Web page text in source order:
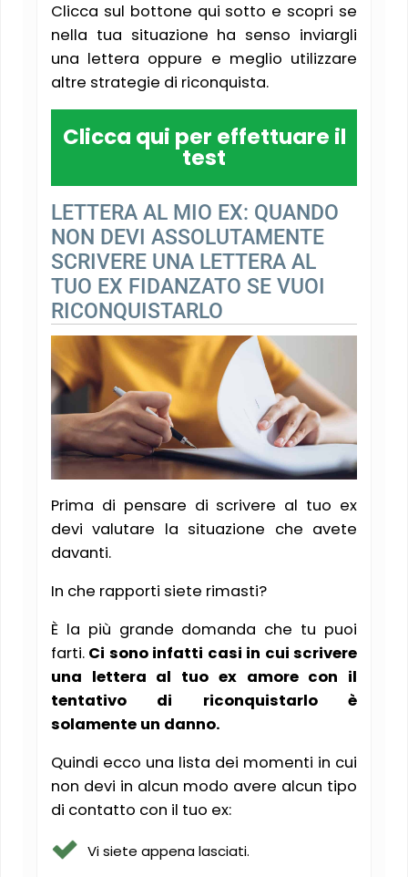
Clicca sul bottone qui sotto e scopri se
nella tua situazione ha senso inviargli
una lettera oppure e meglio utilizzare
altre strategie di riconquista.
Clicca qui per effettuare il
test
LETTERA AL MIO EX: QUANDO
NON DEVI ASSOLUTAMENTE
SCRIVERE UNA LETTERA AL
TUO EX FIDANZATO SE VUOI
RICONQUISTARLO
Prima di pensare di scrivere al tuo ex
devi valutare la situazione che avete
davanti.
In che rapporti siete rimasti?
È la più grande domanda che tu puoi
farti. Ci sono infatti casi in cui scrivere
una lettera al tuo ex amore con il
tentativo di riconquistarlo è
solamente un danno.
Quindi ecco una lista dei momenti in cui
non devi in alcun modo avere alcun tipo
di contatto con il tuo ex:
Vi siete appena lasciati.